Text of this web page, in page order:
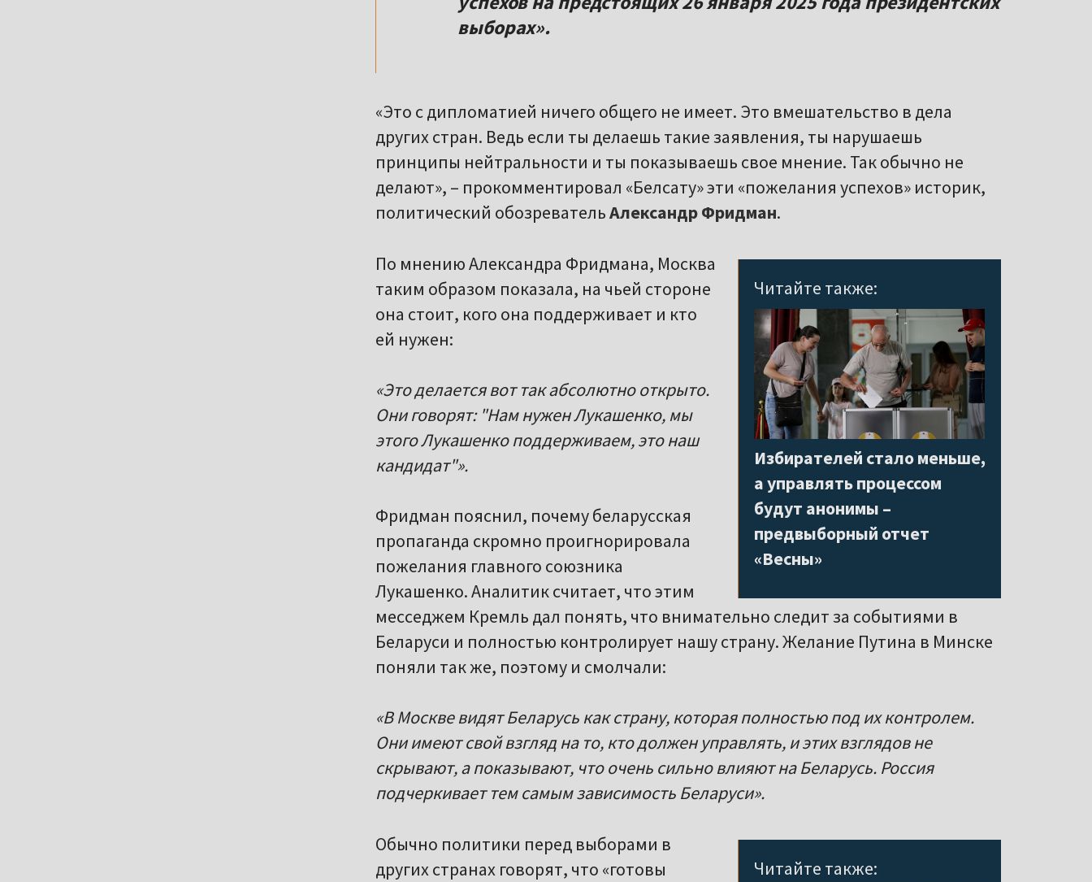
выборах».
«Это с дипломатией ничего общего не имеет. Это вмешательство в дела
других стран. Ведь если ты делаешь такие заявления, ты нарушаешь
принципы нейтральности и ты показываешь свое мнение. Так обычно не
делают», – прокомментировал «Белсату» эти «пожелания успехов» историк,
политический обозревательАлександр Фридман.
Читайте также:
Избирателей стало меньше,
а управлять процессом
будут анонимы –
предвыборный отчет
«Весны»
По мнению Александра Фридмана, Москва
таким образом показала, на чьей стороне
она стоит, кого она поддерживает и кто
ей нужен:
«Это делается вот так абсолютно открыто.
Они говорят: "Нам нужен Лукашенко, мы
этого Лукашенко поддерживаем, это наш
кандидат"».
Фридман пояснил, почему беларусская
пропаганда скромно проигнорировала
пожелания главного союзника
Лукашенко. Аналитик считает, что этим
месседжем Кремль дал понять, что внимательно следит за событиями в
Беларуси и полностью контролирует нашу страну. Желание Путина в Минске
поняли так же, поэтому и смолчали:
«В Москве видят Беларусь как страну, которая полностью под их контролем.
Они имеют свой взгляд на то, кто должен управлять, и этих взглядов не
скрывают, а показывают, что очень сильно влияют на Беларусь. Россия
подчеркивает тем самым зависимость Беларуси».
Читайте также:
Обычно политики перед выборами в
других странах говорят, что «готовы